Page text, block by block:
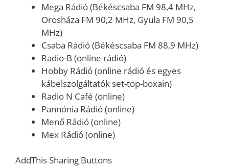
Mega Rádió (Békéscsaba FM 98,4 MHz,
Orosháza FM 90,2 MHz, Gyula FM 90,5
MHz)
Csaba Rádió (Békéscsaba FM 88,9 MHz)
Radio-B (online rádió)
Hobby Rádió (online rádió és egyes
kábelszolgáltatók set-top-boxain)
Radio N Café (online)
Pannónia Rádió (online)
Menő Rádió (online)
Mex Rádió (online)
AddThis Sharing Buttons